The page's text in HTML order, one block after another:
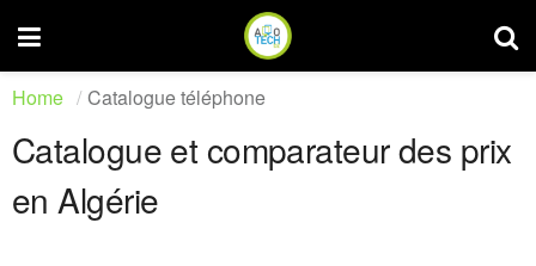
Home Catalogue téléphone
Catalogue et comparateur des prix
en Algérie